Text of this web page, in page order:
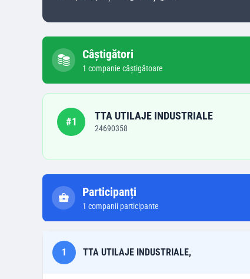
Câștigători
1 companie câștigătoare
#1 TTA UTILAJE INDUSTRIALE
24690358
Participanți
1 companii participante
1 TTA UTILAJE INDUSTRIALE,